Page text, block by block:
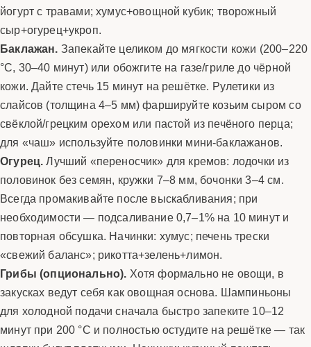
йогурт с травами; хумус+овощной кубик; творожный
сыр+огурец+укроп.
Баклажан. Запекайте целиком до мягкости кожи (200–220
°C, 30–40 минут) или обожгите на газе/гриле до чёрной
кожи. Дайте стечь 15 минут на решётке. Рулетики из
слайсов (толщина 4–5 мм) фаршируйте козьим сыром со
свёклой/грецким орехом или пастой из печёного перца;
для «чаш» используйте половинки мини-баклажанов.
Огурец.Лучший «переносчик» для кремов: лодочки из
половинок без семян, кружки 7–8 мм, бочонки 3–4 см.
Всегда промакивайте после выскабливания; при
необходимости — подсаливание 0,7–1% на 10 минут и
повторная обсушка. Начинки: хумус; печень трески
«свежий баланс»; рикотта+зелень+лимон.
Грибы (опционально). Хотя формально не овощи, в
закусках ведут себя как овощная основа. Шампиньоны
для холодной подачи сначала быстро запеките 10–12
минут при 200 °C и полностью остудите на решётке — так